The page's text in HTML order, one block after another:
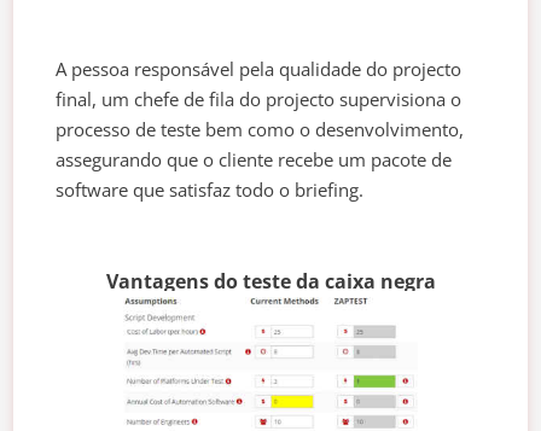
A pessoa responsável pela qualidade do projecto
final, um chefe de fila do projecto supervisiona o
processo de teste bem como o desenvolvimento,
assegurando que o cliente recebe um pacote de
software que satisfaz todo o briefing.
Vantagens do teste da caixa negra